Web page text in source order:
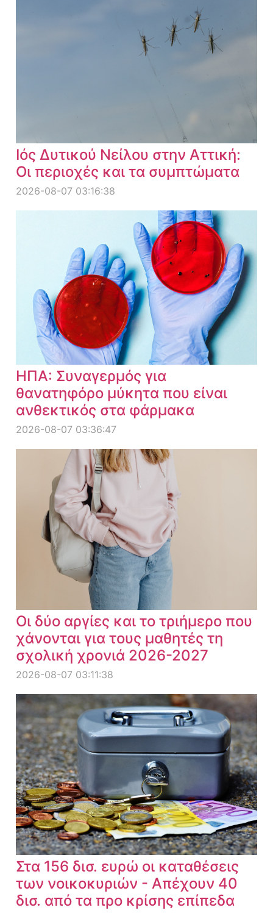
Ιός Δυτικού Νείλου στην Αττική:
Οι περιοχές και τα συμπτώματα
2026-08-07 03:16:38
ΗΠΑ: Συναγερμός για
θανατηφόρο μύκητα που είναι
ανθεκτικός στα φάρμακα
2026-08-07 03:36:47
Οι δύο αργίες και το τριήμερο που
χάνονται για τους μαθητές τη
σχολική χρονιά 2026-2027
2026-08-07 03:11:38
Στα 156 δισ. ευρώ οι καταθέσεις
των νοικοκυριών - Απέχουν 40
δισ. από τα προ κρίσης επίπεδα